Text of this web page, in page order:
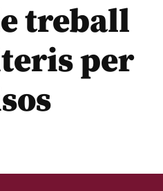
treball
per